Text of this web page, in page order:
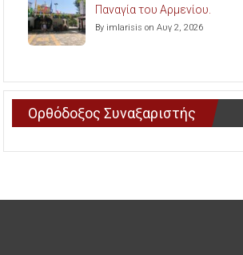
Παναγία του Αρμενίου.
By imlarisis on Αυγ 2, 2026
Ορθόδοξος Συναξαριστής